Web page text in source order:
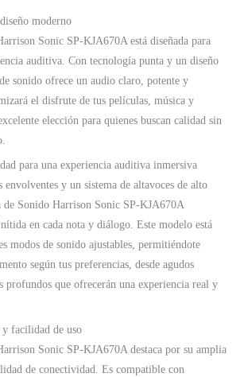
moderno
Sonic SP-KJA670A está diseñada para
auditiva. Con tecnología punta y un diseño
sonido ofrece un audio claro, potente y
el disfrute de tus películas, música y
elección para quienes buscan calidad sin
para una experiencia auditiva inmersiva
envolventes y un sistema de altavoces de alto
Sonido Harrison Sonic SP-KJA670A
en cada nota y diálogo. Este modelo está
modos de sonido ajustables, permitiéndote
según tus preferencias, desde agudos
profundos que ofrecerán una experiencia real y
facilidad de uso
Sonic SP-KJA670A destaca por su amplia
de conectividad. Es compatible con